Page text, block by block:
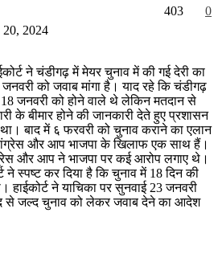
20, 2024
0
403
ने चंडीगढ़ में मेयर चुनाव में की गई देरी का
को जवाब मांगा है। याद रहे कि चंडीगढ़
जनवरी को होने वाले थे लेकिन मतदान से
के बीमार होने की जानकारी देते हुए प्रशासन
बाद में ६ फरवरी को चुनाव कराने का एलान
और आप भाजपा के खिलाफ एक साथ हैं।
और आप ने भाजपा पर कई आरोप लगाए थे।
ने स्पष्ट कर दिया है कि चुनाव में 18 दिन की
हाईकोर्ट ने याचिका पर सुनवाई 23 जनवरी
से जल्द चुनाव को लेकर जवाब देने का आदेश